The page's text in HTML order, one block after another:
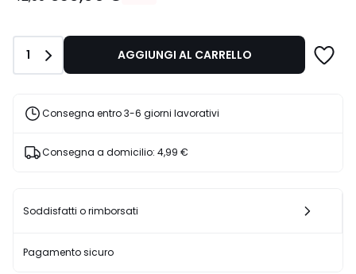
30%
sconto
applicato.
Quantità
1 AGGIUNGI AL CARRELLO
Consegna entro 3-6 giorni lavorativi
Consegna a domicilio: 4,99 €
Soddisfatti o rimborsati
Pagamento sicuro